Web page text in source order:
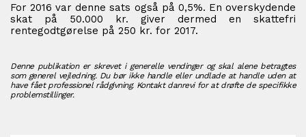
For 2016 var denne sats også på 0,5%. En overskydende
skat på 50.000 kr. giver dermed en skattefri
rentegodtgørelse på 250 kr. for 2017.
Denne publikation er skrevet i generelle vendinger og skal alene betragtes
som generel vejledning. Du bør ikke handle eller undlade at handle uden at
have fået professionel rådgivning. Kontakt danrevi for at drøfte de specifikke
problemstillinger.